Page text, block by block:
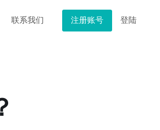
联系我们 注册账号 登陆